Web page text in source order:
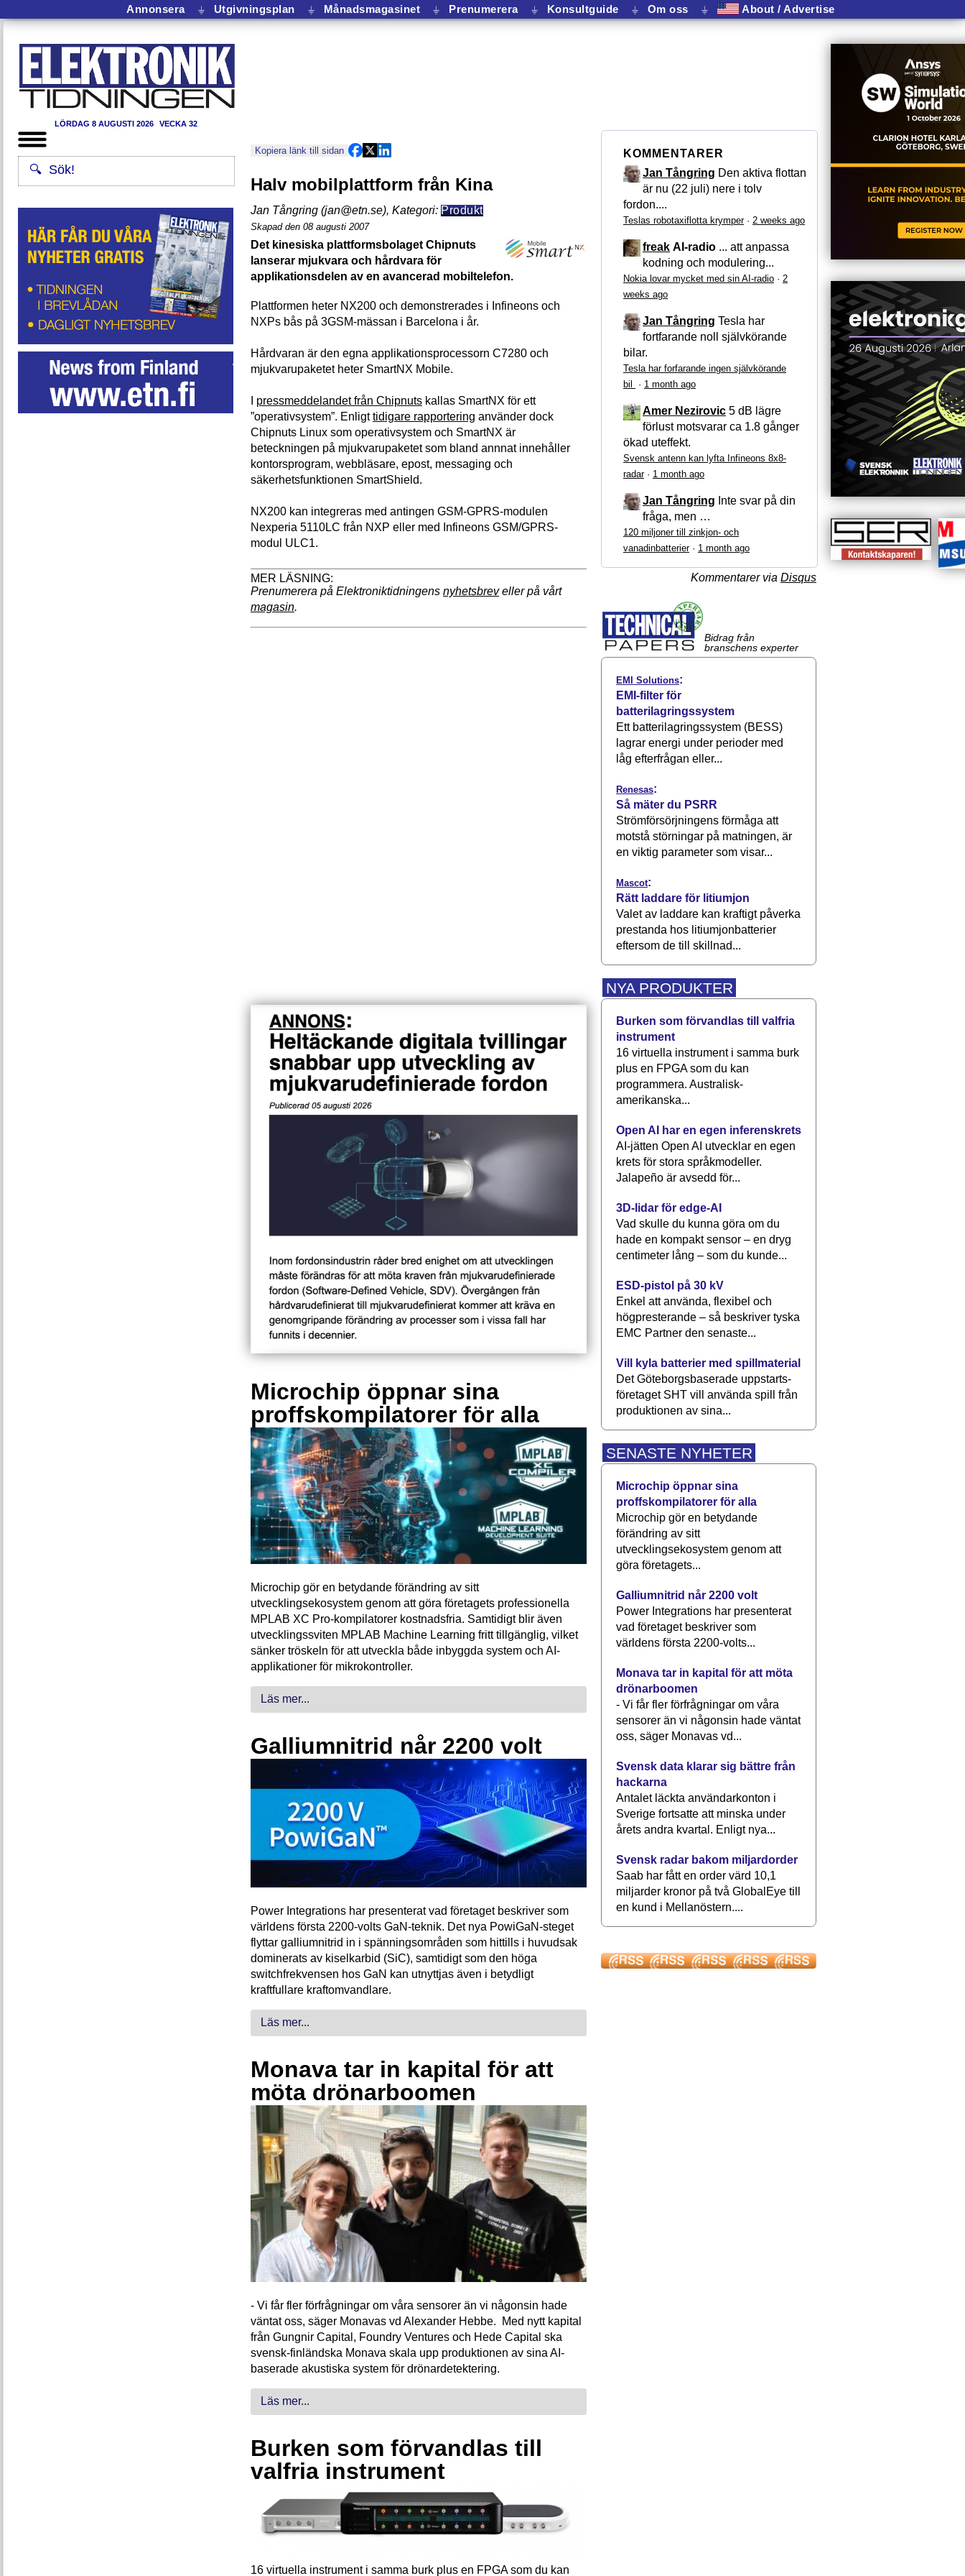
Annonsera ⏚ Utgivningsplan ⏚ Månadsmagasinet ⏚ Prenumerera ⏚ Konsultguide ⏚ Om oss ⏚ About / Advertise
LÖRDAG 8 AUGUSTI 2026 VECKA 32
Kopiera länk till sidan
Halv mobilplattform från Kina
Jan Tångring (jan@etn.se), Kategori: Produkt
Skapad den 08 augusti 2007
Det kinesiska plattformsbolaget Chipnuts
lanserar mjukvara och hårdvara för
applikationsdelen av en avancerad mobiltelefon.
Plattformen heter NX200 och demonstrerades i Infineons och
NXPs bås på 3GSM-mässan i Barcelona i år.
Hårdvaran är den egna applikationsprocessorn C7280 och
mjukvarupaketet heter SmartNX Mobile.
pressmeddelandet från Chipnuts kallas SmartNX för ett
”operativsystem”. Enligttidigare rapportering använder dock
Chipnuts Linux som operativsystem och SmartNX är
beteckningen på mjukvarupaketet som bland annnat innehåller
kontorsprogram, webbläsare, epost, messaging och
säkerhetsfunktionen SmartShield.
NX200 kan integreras med antingen GSM-GPRS-modulen
Nexperia 5110LC från NXP eller med Infineons GSM/GPRS-
modul ULC1.
Prenumerera på Elektroniktidningens nyhetsbreveller på vårt
magasin.
Microchip öppnar sina
proffskompilatorer för alla
Microchip gör en betydande förändring av sitt
utvecklingsekosystem genom att göra företagets professionella
MPLAB XC Pro-kompilatorer kostnadsfria. Samtidigt blir även
utvecklingssviten MPLAB Machine Learning fritt tillgänglig, vilket
sänker tröskeln för att utveckla både inbyggda system och AI-
applikationer för mikrokontroller.
Läs mer...
Galliumnitrid når 2200 volt
Power Integrations har presenterat vad företaget beskriver som
världens första 2200-volts GaN-teknik. Det nya PowiGaN-steget
flyttar galliumnitrid in i spänningsområden som hittills i huvudsak
dominerats av kiselkarbid (SiC), samtidigt som den höga
switchfrekvensen hos GaN kan utnyttjas även i betydligt
kraftfullare kraftomvandlare.
Läs mer...
Monava tar in kapital för att
möta drönarboomen
- Vi får fler förfrågningar om våra sensorer än vi någonsin hade
väntat oss, säger Monavas vd Alexander Hebbe. Med nytt kapital
från Gungnir Capital, Foundry Ventures och Hede Capital ska
svensk-finländska Monava skala upp produktionen av sina AI-
baserade akustiska system för drönardetektering.
Läs mer...
Burken som förvandlas till
valfria instrument
16 virtuella instrument i samma burk plus en FPGA som du kan
KOMMENTARER
Jan Tångring Den aktiva flottan
är nu (22 juli) nere i tolv
fordon....
Teslas robotaxiflotta krymper· 2 weeks ago
freak AI-radio ... att anpassa
kodning och modulering...
Nokia lovar mycket med sin AI-radio · 2
weeks ago
Jan Tångring Tesla har
fortfarande noll självkörande
bilar.
Tesla har forfarande ingen självkörande
bil
· 1 month ago
Amer Nezirovic 5 dB lägre
förlust motsvarar ca 1.8 gånger
ökad uteffekt.
Svensk antenn kan lyfta Infineons 8x8-
radar· 1 month ago
Jan Tångring Inte svar på din
fråga, men …
120 miljoner till zinkjon- och
vanadinbatterier· 1 month ago
Kommentarer via Disqus
Bidrag från
branschens experter
EMI Solutions:
EMI-filter för
batterilagringssystem
Ett batterilagringssystem (BESS)
lagrar energi under perioder med
låg efterfrågan eller...
Renesas:
Så mäter du PSRR
Strömförsörjningens förmåga att
motstå störningar på matningen, är
en viktig parameter som visar...
Mascot:
Rätt laddare för litiumjon
Valet av laddare kan kraftigt påverka
prestanda hos litiumjonbatterier
eftersom de till skillnad...
NYA PRODUKTER
Burken som förvandlas till valfria
instrument
16 virtuella instrument i samma burk
plus en FPGA som du kan
programmera. Australisk-
amerikanska...
Open AI har en egen inferenskrets
AI-jätten Open AI utvecklar en egen
krets för stora språkmodeller.
Jalapeño är avsedd för...
3D-lidar för edge-AI
Vad skulle du kunna göra om du
hade en kompakt sensor – en dryg
centimeter lång – som du kunde...
ESD-pistol på 30 kV
Enkel att använda, flexibel och
högpresterande – så beskriver tyska
EMC Partner den senaste...
Vill kyla batterier med spillmaterial
Det Göteborgsbaserade upp­starts­
företaget SHT vill använda spill från
produktionen av sina...
SENASTE NYHETER
Microchip öppnar sina
proffskompilatorer för alla
Microchip gör en betydande
förändring av sitt
utvecklingsekosystem genom att
göra företagets...
Galliumnitrid når 2200 volt
Power Integrations har presenterat
vad företaget beskriver som
världens första 2200-volts...
Monava tar in kapital för att möta
drönarboomen
- Vi får fler förfrågningar om våra
sensorer än vi någonsin hade väntat
oss, säger Monavas vd...
Svensk data klarar sig bättre från
hackarna
Antalet läckta användarkonton i
Sverige fortsatte att minska under
årets andra kvartal. Enligt nya...
Svensk radar bakom miljardorder
Saab har fått en order värd 10,1
miljarder kronor på två GlobalEye till
en kund i Mellanöstern....